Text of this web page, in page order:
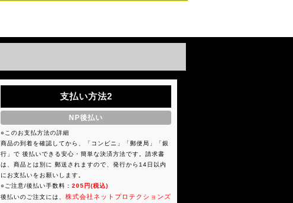
支払い方法2
NP後払い
○このお支払方法の詳細
商品の到着を確認してから、「コンビニ」「郵便局」「銀
行」で 後払いできる安心・簡単な決済方法です。請求書
は、商品とは別に 郵送されますので、発行から14日以内
にお支払いをお願いします。
○ご注意/後払い手数料： 205円(税込)
後払いのご注文には、 株式会社ネットプロテクションズ